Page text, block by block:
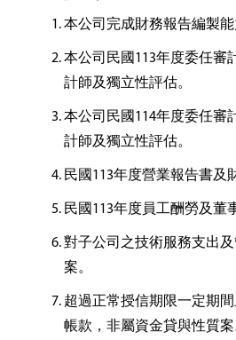
本公司完成財務報告編製能
本公司民國113年度委任審
計師及獨立性評估。
本公司民國114年度委任審
計師及獨立性評估。
民國113年度營業報告書及
民國113年度員工酬勞及董
對子公司之技術服務支出
案。
超過正常授信期限一定期
帳款，非屬資金貸與性質案